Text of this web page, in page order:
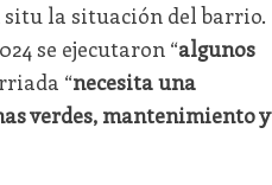
la situación del barrio.
se ejecutaron “algunos
“necesita una
verdes, mantenimiento y